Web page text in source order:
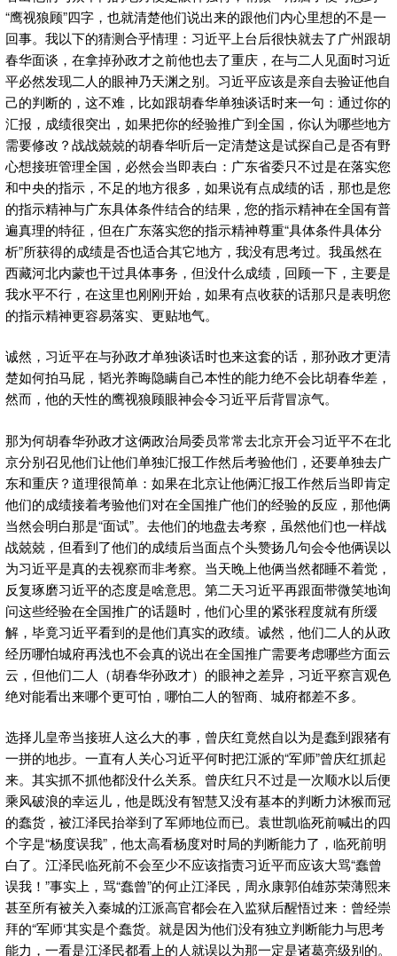
“鹰视狼顾”四字，也就清楚他们说出来的跟他们内心里想的不是一
回事。我以下的猜测合乎情理：习近平上台后很快就去了广州跟胡
春华面谈，在拿掉孙政才之前他也去了重庆，在与二人见面时习近
平必然发现二人的眼神乃天渊之别。习近平应该是亲自去验证他自
己的判断的，这不难，比如跟胡春华单独谈话时来一句：通过你的
汇报，成绩很突出，如果把你的经验推广到全国，你认为哪些地方
需要修改？战战兢兢的胡春华听后一定清楚这是试探自己是否有野
心想接班管理全国，必然会当即表白：广东省委只不过是在落实您
和中央的指示，不足的地方很多，如果说有点成绩的话，那也是您
的指示精神与广东具体条件结合的结果，您的指示精神在全国有普
遍真理的特征，但在广东落实您的指示精神尊重“具体条件具体分
析”所获得的成绩是否也适合其它地方，我没有思考过。我虽然在
西藏河北内蒙也干过具体事务，但没什么成绩，回顾一下，主要是
我水平不行，在这里也刚刚开始，如果有点收获的话那只是表明您
的指示精神更容易落实、更贴地气。
诚然，习近平在与孙政才单独谈话时也来这套的话，那孙政才更清
楚如何拍马屁，韬光养晦隐瞒自己本性的能力绝不会比胡春华差，
然而，他的天性的鹰视狼顾眼神会令习近平后背冒凉气。
那为何胡春华孙政才这俩政治局委员常常去北京开会习近平不在北
京分别召见他们让他们单独汇报工作然后考验他们，还要单独去广
东和重庆？道理很简单：如果在北京让他俩汇报工作然后当即肯定
他们的成绩接着考验他们对在全国推广他们的经验的反应，那他俩
当然会明白那是“面试”。去他们的地盘去考察，虽然他们也一样战
战兢兢，但看到了他们的成绩后当面点个头赞扬几句会令他俩误以
为习近平是真的去视察而非考察。当天晚上他俩当然都睡不着觉，
反复琢磨习近平的态度是啥意思。第二天习近平再跟面带微笑地询
问这些经验在全国推广的话题时，他们心里的紧张程度就有所缓
解，毕竟习近平看到的是他们真实的政绩。诚然，他们二人的从政
经历哪怕城府再浅也不会真的说出在全国推广需要考虑哪些方面云
云，但他们二人（胡春华孙政才）的眼神之差异，习近平察言观色
绝对能看出来哪个更可怕，哪怕二人的智商、城府都差不多。
选择儿皇帝当接班人这么大的事，曾庆红竟然自以为是蠢到跟猪有
一拼的地步。一直有人关心习近平何时把江派的“军师”曾庆红抓起
来。其实抓不抓他都没什么关系。曾庆红只不过是一次顺水以后便
乘风破浪的幸运儿，他是既没有智慧又没有基本的判断力沐猴而冠
的蠢货，被江泽民抬举到了军师地位而已。袁世凯临死前喊出的四
个字是“杨度误我”，他太高看杨度对时局的判断能力了，临死前明
白了。江泽民临死前不会至少不应该指责习近平而应该大骂“蠢曾
误我！”事实上，骂“蠢曾”的何止江泽民，周永康郭伯雄苏荣薄熙来
甚至所有被关入秦城的江派高官都会在入监狱后醒悟过来：曾经崇
拜的“军师‘其实是个蠢货。就是因为他们没有独立判断能力与思考
能力，一看是江泽民都看上的人就误以为那一定是诸葛亮级别的。